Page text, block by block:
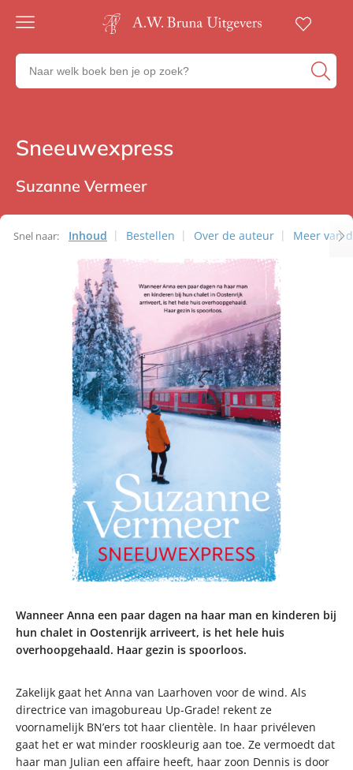
Gratis
23:00
in huis
betalen
retourneren
Zoeken
naar
uitgevers
Thrillers
Sneeuwexpress
Suzanne Vermeer
Snel naar: Inhoud Bestellen Over de auteur Meer van
Wanneer Anna een paar dagen na haar man en kinderen bij
hun chalet in Oostenrijk arriveert, is het hele huis
overhoopgehaald. Haar gezin is spoorloos.
Zakelijk gaat het Anna van Laarhoven voor de wind. Als
directrice van imagobureau Up-Grade! rekent ze
voornamelijk BN’ers tot haar clientèle. In haar privéleven
gaat het er wat minder rooskleurig aan toe. Ze vermoedt dat
haar man Julian een affaire heeft, haar zoon Dennis is door